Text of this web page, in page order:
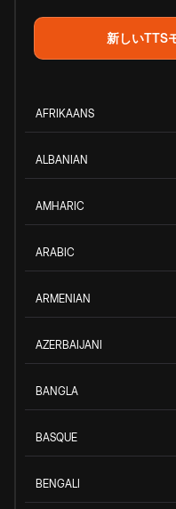
新しいTTS
AFRIKAANS
ALBANIAN
AMHARIC
ARABIC
ARMENIAN
AZERBAIJANI
BANGLA
BASQUE
BENGALI